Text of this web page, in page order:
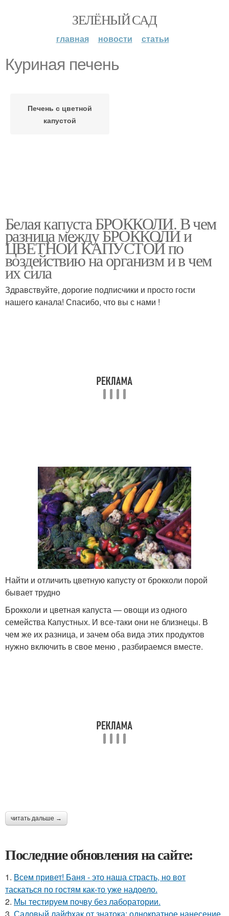
ЗЕЛЁНЫЙ САД
главная новости статьи
Куриная печень
Печень с цветной
капустой
Белая капуста БРОККОЛИ. В чем
разница между БРОККОЛИ и
ЦВЕТНОЙ КАПУСТОЙ по
воздействию на организм и в чем
их сила
Здравствуйте, дорогие подписчики и просто гости
нашего канала! Спасибо, что вы с нами !
Найти и отличить цветную капусту от брокколи порой
бывает трудно
Брокколи и цветная капуста — овощи из одного
семейства Капустных. И все-таки они не близнецы. В
чем же их разница, и зачем оба вида этих продуктов
нужно включить в свое меню , разбираемся вместе.
читать дальше →
Последние обновления на сайте:
1. Всем привет! Баня - это наша страсть, но вот
таскаться по гостям как-то уже надоело.
2. Мы тестируем почву без лаборатории.
3. Садовый лайфхак от знатока: однократное нанесение